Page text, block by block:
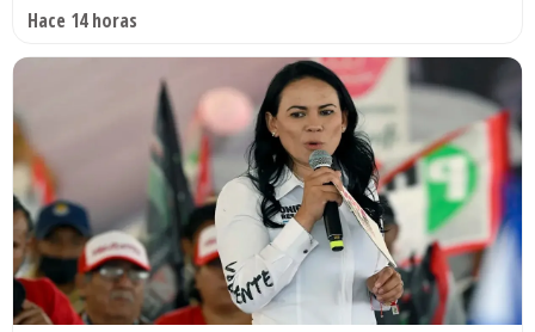
Hace 14 horas